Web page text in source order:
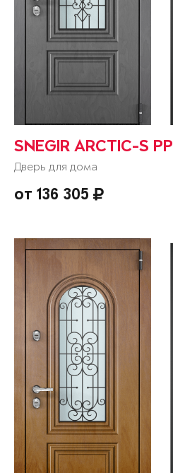
SNEGIR ARCTIC-S PP
Дверь для дома
от 136 305